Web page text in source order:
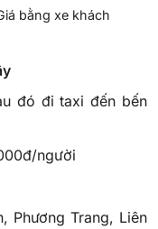
bằng xe khách
đó đi taxi đến bến
người
Phương Trang, Liên